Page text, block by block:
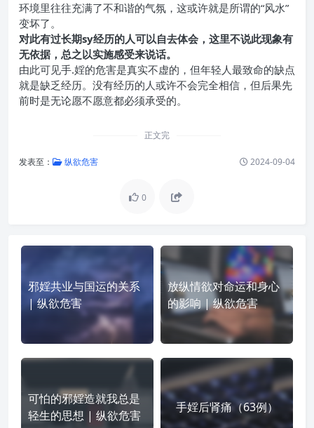
环境里往往充满了不和谐的气氛，这或许就是所谓的“风水”
变坏了。
对此有过长期sy经历的人可以自去体会，这里不说此现象有
无依据，总之以实施感受来说话。
由此可见手.婬的危害是真实不虚的，但年轻人最致命的缺点
就是缺乏经历。没有经历的人或许不会完全相信，但后果先
前时是无论愿不愿意都必须承受的。
正文完
发表至： 纵欲危害 2024-09-04
0
邪婬共业与国运的关系
| 纵欲危害
放纵情欲对命运和身心
的影响 | 纵欲危害
可怕的邪婬造就我总是
轻生的思想 | 纵欲危害
手婬后肾痛（63例）